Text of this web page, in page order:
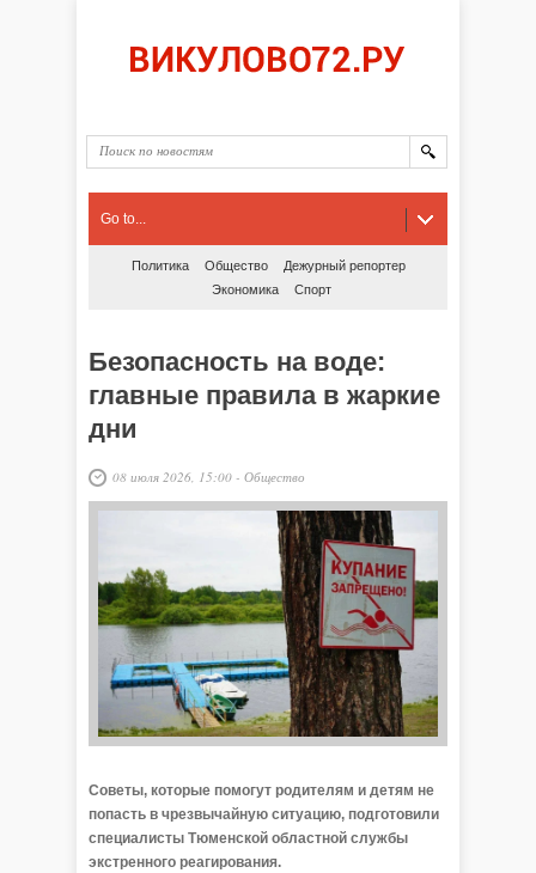
Go to...
Политика Общество
Дежурный репортер
Экономика
Спорт
Безопасность на воде:
главные правила в жаркие
дни
08 июля 2026, 15:00 - Общество
Советы, которые помогут родителям и детям не
попасть в чрезвычайную ситуацию, подготовили
специалисты Тюменской областной службы
экстренного реагирования.